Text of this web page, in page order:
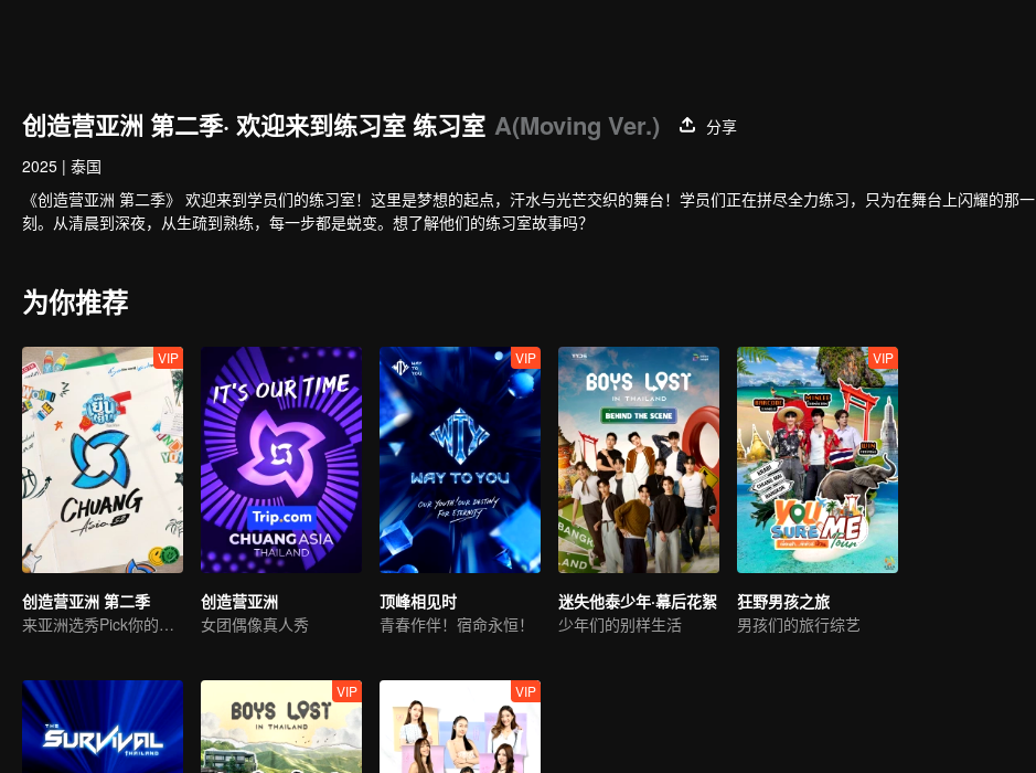
创造营亚洲 第二季· 欢迎来到练习室 练习室 A(Moving Ver.)
分享
2025 | 泰国
《创造营亚洲 第二季》 欢迎来到学员们的练习室！这里是梦想的起点，汗水与光芒交织的舞台！学员们正在拼尽全力练习，只为在舞台上闪耀的那一
刻。从清晨到深夜，从生疏到熟练，每一步都是蜕变。想了解他们的练习室故事吗？
为你推荐
VIP
创造营亚洲 第二季
来亚洲选秀Pick你的偶像
创造营亚洲
女团偶像真人秀
VIP
顶峰相见时
青春作伴！宿命永恒！
迷失他泰少年·幕后花絮
少年们的别样生活
VIP
狂野男孩之旅
男孩们的旅行综艺
VIP VIP